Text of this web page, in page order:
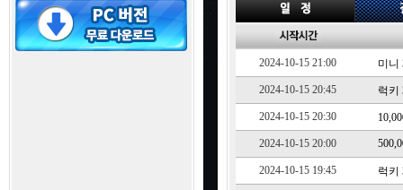
2024-10-15 21:00 미니
2024-10-15 20:45 럭키
2024-10-15 20:30
2024-10-15 20:00
2024-10-15 19:45 럭키